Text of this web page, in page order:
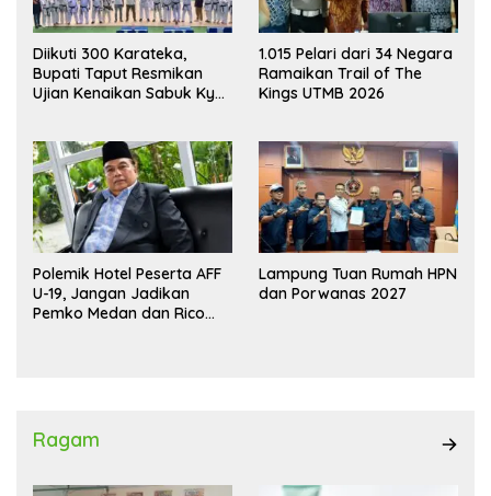
Diikuti 300 Karateka,
Bupati Taput Resmikan
Ujian Kenaikan Sabuk Kyu
1.015 Pelari dari 34 Negara
Ramaikan Trail of The
Kings UTMB 2026
Polemik Hotel Peserta AFF
U-19, Jangan Jadikan
Pemko Medan dan Rico
Lampung Tuan Rumah HPN
dan Porwanas 2027
Ragam